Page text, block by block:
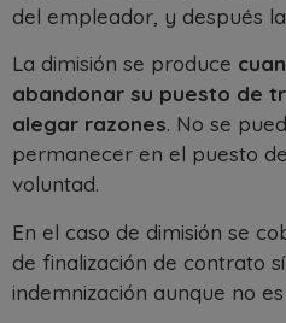
del empleador, y después la
La dimisión se produce
abandonar su puesto de
alegar razones. No se
permanecer en el puesto
voluntad.
En el caso de dimisión se
de finalización de contrato
indemnización aunque no